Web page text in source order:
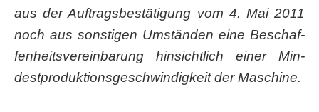
aus der Auf­trags­be­stä­ti­gung vom 4. Mai 2011
noch aus sons­ti­gen Umstän­den eine Beschaf­
fen­heits­ver­ein­ba­rung hin­sicht­lich einer Min­
dest­pro­duk­ti­ons­ge­schwin­dig­keit der Maschine.